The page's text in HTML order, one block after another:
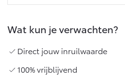
WATERSTOF-ELEKTRISCH
Wat kun je verwachten?
Direct jouw inruilwaarde
100% vrijblijvend